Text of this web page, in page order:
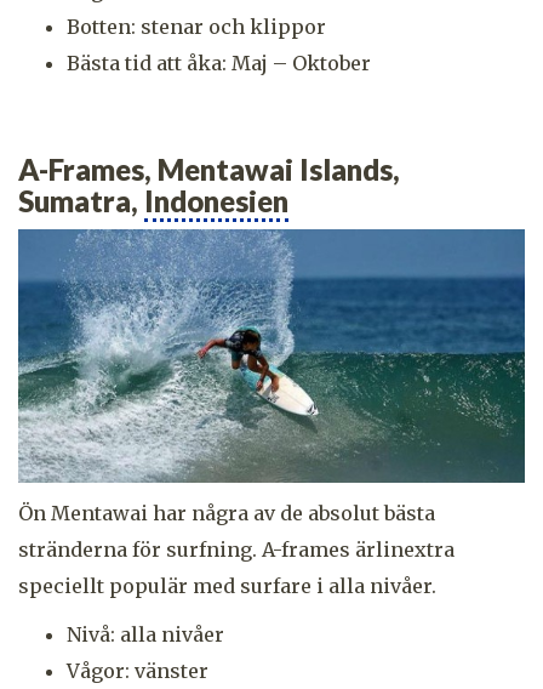
Botten: stenar och klippor
Bästa tid att åka: Maj – Oktober
A-Frames, Mentawai Islands,
Sumatra, Indonesien
Ön Mentawai har några av de absolut bästa
stränderna för surfning. A-frames ärlinextra
speciellt populär med surfare i alla nivåer.
Nivå: alla nivåer
Vågor: vänster